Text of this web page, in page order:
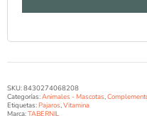
SKU:8430274068208
Categorías:Animales - Mascotas,
Etiquetas:Pajaros,Vitamina
Marca:TABERNIL